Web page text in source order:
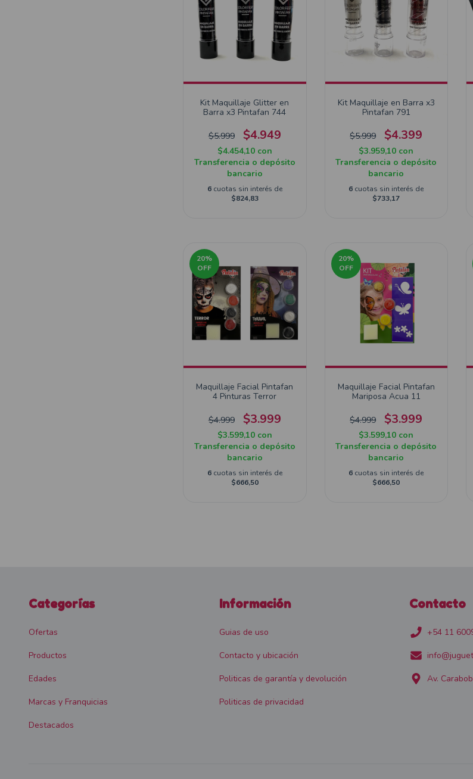
Kit Maquillaje Glitter en
Barra x3 Pintafan 744
$5.999 $4.949
$4.454,10 con
Transferencia o depósito
bancario
6 cuotas sin interés de
$824,83
Kit Maquillaje en Barra x3
Pintafan 791
$5.999 $4.399
$3.959,10 con
Transferencia o depósito
bancario
6 cuotas sin interés de
$733,17
20%
OFF
Maquillaje Facial Pintafan
4 Pinturas Terror
$4.999 $3.999
$3.599,10 con
Transferencia o depósito
bancario
6 cuotas sin interés de
$666,50
20%
OFF
Maquillaje Facial Pintafan
Mariposa Acua 11
$4.999 $3.999
$3.599,10 con
Transferencia o depósito
bancario
6 cuotas sin interés de
$666,50
Categorías
Ofertas
Productos
Edades
Marcas y Franquicias
Destacados
Información
Guias de uso
Contacto y ubicación
Politicas de garantía y devolución
Politicas de privacidad
Contacto
+54 11
Av.